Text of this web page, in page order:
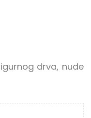
drva, nude